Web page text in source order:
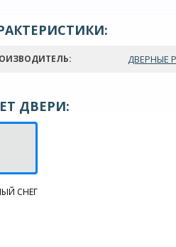
ДВЕРНЫЕ
ДВЕРИ:
СНЕГ